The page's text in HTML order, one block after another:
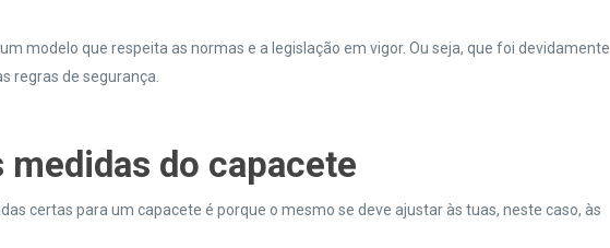
modelo que respeita as normas e a legislação em vigor. Ou seja, que foi devidamente
regras de segurança.
do capacete
certas para um capacete é porque o mesmo se deve ajustar às tuas, neste caso, às